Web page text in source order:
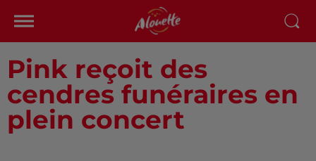
Pink reçoit des
cendres funéraires en
plein concert